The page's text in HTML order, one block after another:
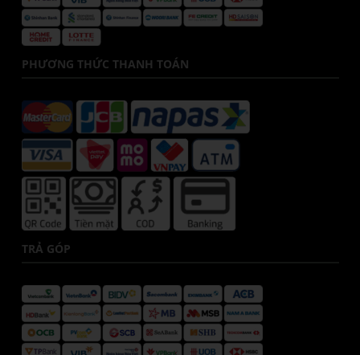
PHƯƠNG THỨC THANH TOÁN
TRẢ GÓP